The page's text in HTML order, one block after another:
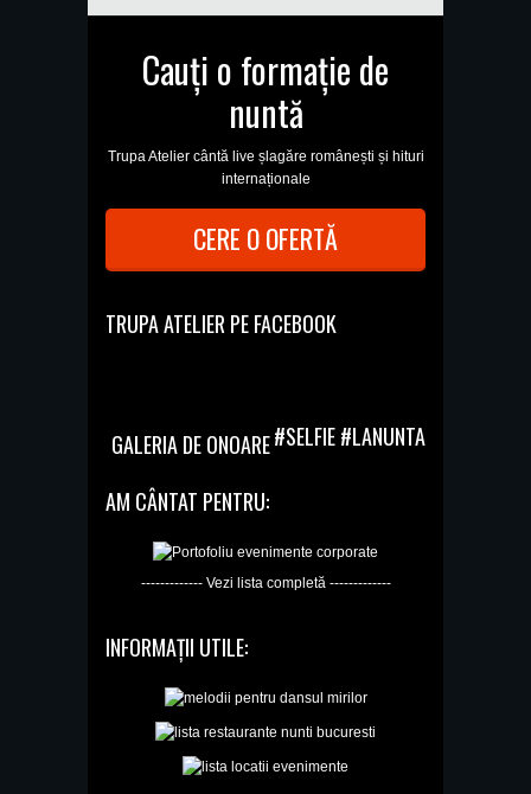
Cauți o formație de
nuntă
Trupa Atelier cântă live șlagăre românești și hituri
internaționale
CERE O OFERTĂ
TRUPA ATELIER PE FACEBOOK
GALERIA DE ONOARE#SELFIE #LANUNTA
AM CÂNTAT PENTRU:
------------- Vezi lista completă -------------
INFORMAȚII UTILE: